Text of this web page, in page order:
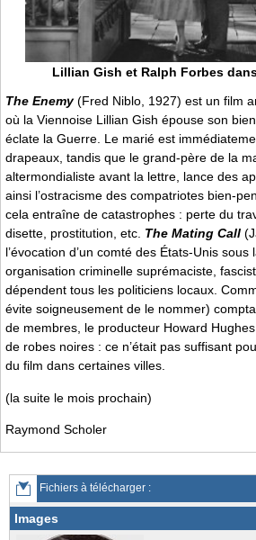
Lillian Gish et Ralph Forbes
The Enemy (Fred Niblo, 1927) est un film
où la Viennoise Lillian Gish épouse son
éclate la Guerre. Le marié est
drapeaux, tandis que le grand-père de la
altermondialiste avant la lettre, lance des
ainsi l’ostracisme des compatriotes bien-
cela entraîne de catastrophes : perte du
disette, prostitution, etc. The Mating Call
l’évocation d’un comté des États-Unis sous
organisation criminelle suprémaciste,
dépendent tous les politiciens locaux.
évite soigneusement de le nommer)
de membres, le producteur Howard
de robes noires : ce n’était pas suffisant
du film dans certaines villes.
(la suite le mois prochain)
Raymond Scholer
Fichiers à télécharger :
Images